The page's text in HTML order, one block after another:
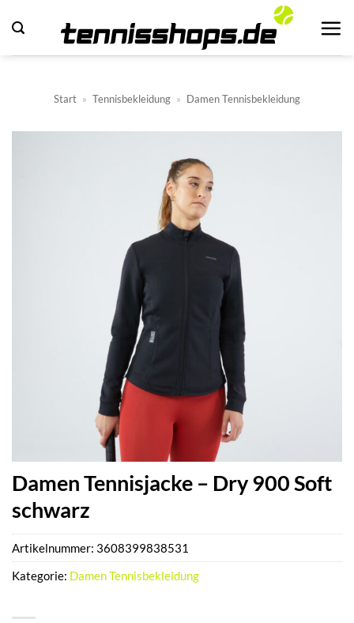
Inhalt
springen
Start » Tennisbekleidung » Damen Tennisbekleidung
Damen Tennisjacke – Dry 900 Soft
schwarz
Artikelnummer: 3608399838531
Kategorie: Damen Tennisbekleidung